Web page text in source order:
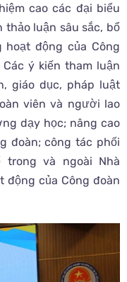
cao các đại biểu
thảo luận sâu sắc, bổ
động của Công
ý kiến tham luận
giáo dục, pháp luật
viên và người lao
dạy học; nâng cao
đoàn; công tác phối
và ngoài Nhà
động của Công đoàn